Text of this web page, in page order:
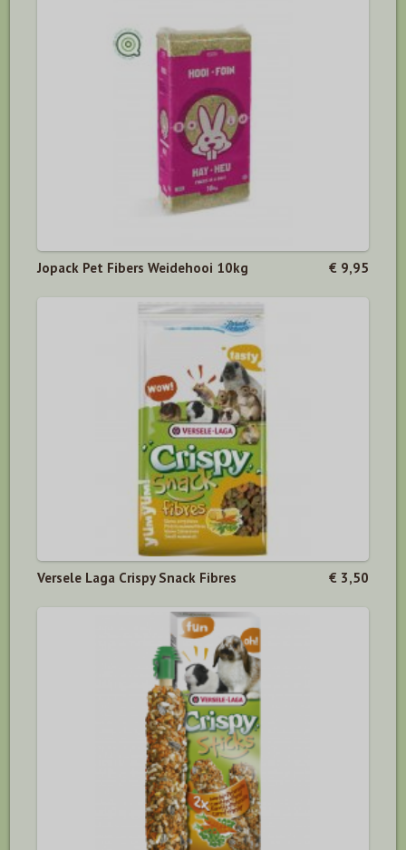
Jopack Pet Fibers Weidehooi 10kg € 9,95
Versele Laga Crispy Snack Fibres € 3,50